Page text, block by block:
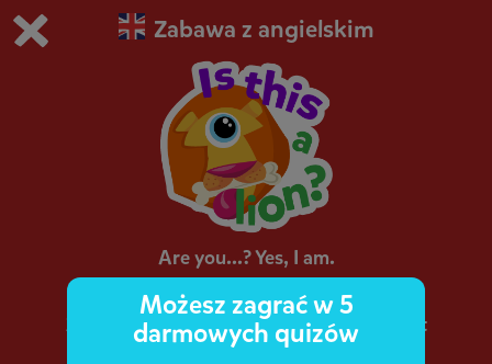
Grasz w wersję demonstracyjną Squli
Kup teraz!
0 1
Zabawa z angielskim
Are you...? Yes, I am.
Zdania z czasownikiem "być" w czasie Present
Simple.
Możesz zagrać w 5
darmowych quizów